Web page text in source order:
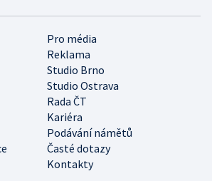
Pro média
Reklama
Studio Brno
Studio Ostrava
Rada ČT
Kariéra
Podávání námětů
Časté dotazy
Kontakty